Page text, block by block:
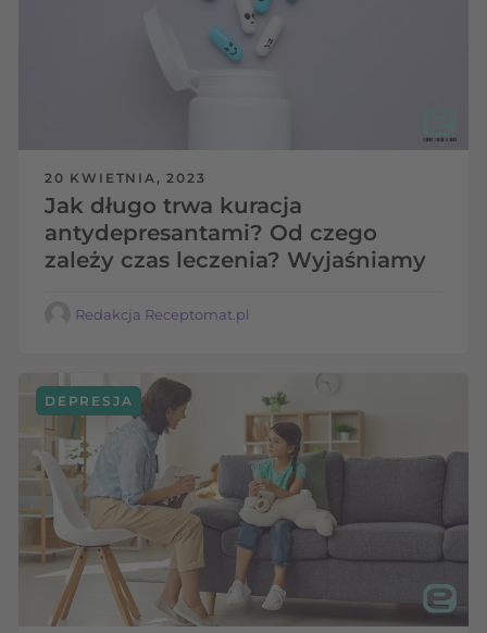
20 KWIETNIA, 2023
Jak długo trwa kuracja
antydepresantami? Od czego
zależy czas leczenia? Wyjaśniamy
Redakcja Receptomat.pl
DEPRESJA